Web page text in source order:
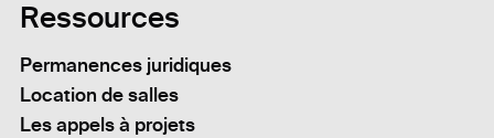
Ressources
Permanences juridiques
Location de salles
Les appels à projets